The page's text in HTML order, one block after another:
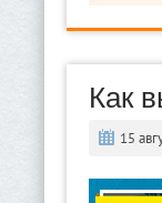
Как
15